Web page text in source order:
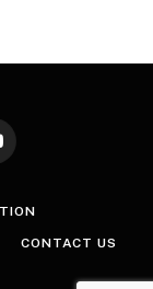
CONTACT US